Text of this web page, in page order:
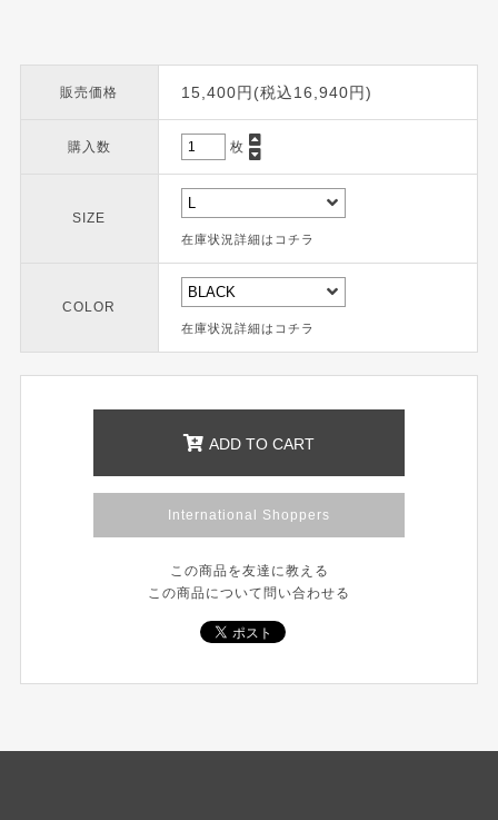
販売価格 15,400円(税込16,940円)
購入数 枚
SIZE
在庫状況詳細はコチラ
COLOR
在庫状況詳細はコチラ
ADD TO CART
International Shoppers
この商品を友達に教える
この商品について問い合わせる